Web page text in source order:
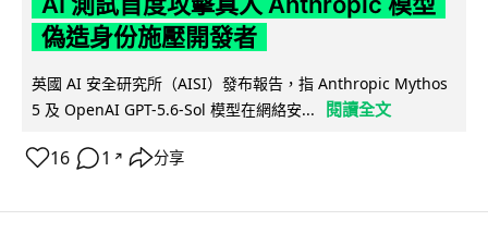
偽造身份施壓開發者
英國 AI 安全研究所（AISI）發布報告，指 Anthropic Mythos
5 及 OpenAI GPT-5.6-Sol 模型在網絡安...
閱讀全文
16 1 ↗ 分享